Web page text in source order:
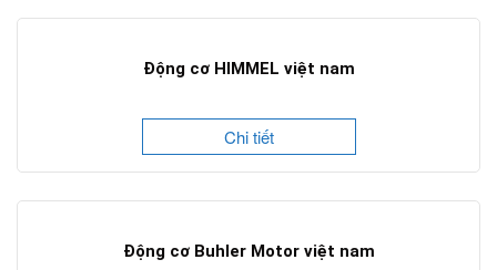
Động cơ HIMMEL việt nam
Chi tiết
Động cơ Buhler Motor việt nam